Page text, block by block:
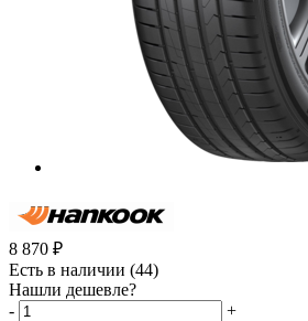
8 870 ₽
Есть в наличии (44)
Нашли дешевле?
-
+